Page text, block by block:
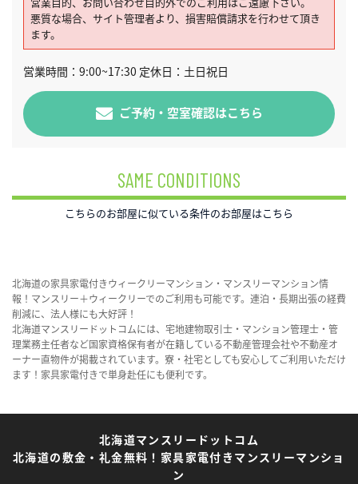
悪質な場合、サイト管理者より、損害賠償請求を行わせて頂き
ます。
営業時間：9:00~17:30 定休日：土日祝日
ご予約・空室確認はこちら
SAME CONDITIONS
こちらのお部屋に似ている条件のお部屋はこちら
北海道の家具家電付きウィークリーマンション・マンスリーマンション情
報！マンスリー＋ウィークリーでのご利用も可能です。連泊・長期出張の経費
削減に、法人様にも大好評！
北海道マンスリードットコムには、宅地建物取引士・マンション管理士・管
理業務主任者など国家資格保有者が在籍している不動産管理会社や不動産オ
ーナー直物件が掲載されています。寮・社宅としても安心してご利用いただけ
ます！家具家電付きで単身赴任にも便利です。
北海道マンスリードットコム
北海道の敷金・礼金無料！家具家電付きマンスリーマンショ
ン